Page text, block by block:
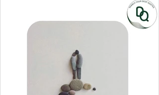
समाधान धन से जोड़कर देखा जाता है। यह स्थिति यूँ ही